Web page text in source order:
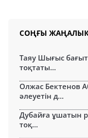
СОҢҒЫ
Таяу Шығыс
тоқтаты...
Олжас Бектенов
әлеуетін д...
Дубайға ұшатын
тоқ...